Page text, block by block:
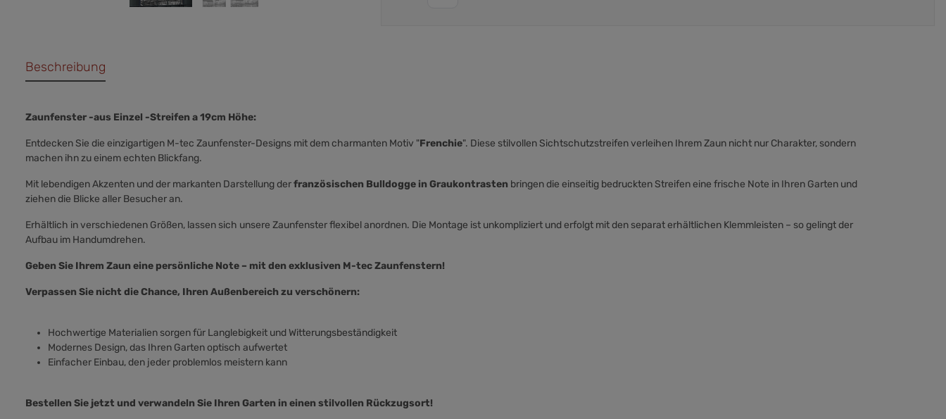
Beschreibung
Zaunfenster -aus Einzel -Streifen a 19cm Höhe:
Entdecken Sie die einzigartigen M-tec Zaunfenster-Designs mit dem charmanten Motiv "Frenchie". Diese stilvollen Sichtschutzstreifen verleihen Ihrem Zaun nicht nur Charakter, sondern
machen ihn zu einem echten Blickfang.
Mit lebendigen Akzenten und der markanten Darstellung derfranzösischen Bulldogge in Graukontrasten bringen die einseitig bedruckten Streifen eine frische Note in Ihren Garten und
ziehen die Blicke aller Besucher an.
Erhältlich in verschiedenen Größen, lassen sich unsere Zaunfenster flexibel anordnen. Die Montage ist unkompliziert und erfolgt mit den separat erhältlichen Klemmleisten – so gelingt der
Aufbau im Handumdrehen.
Geben Sie Ihrem Zaun eine persönliche Note – mit den exklusiven M-tec Zaunfenstern!
Verpassen Sie nicht die Chance, Ihren Außenbereich zu verschönern:
Hochwertige Materialien sorgen für Langlebigkeit und Witterungsbeständigkeit
Modernes Design, das Ihren Garten optisch aufwertet
Einfacher Einbau, den jeder problemlos meistern kann
Bestellen Sie jetzt und verwandeln Sie Ihren Garten in einen stilvollen Rückzugsort!